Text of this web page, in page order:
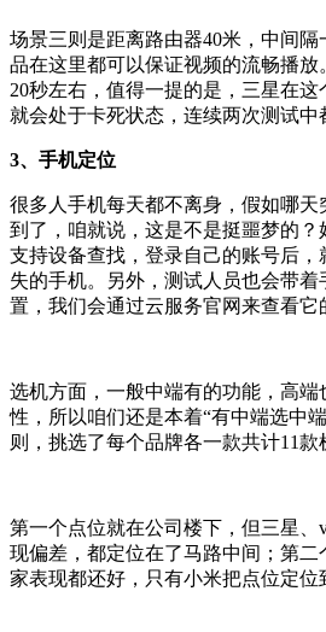
场景三则是距离路由器40米，中间
品在这里都可以保证视频的流畅播
20秒左右，值得一提的是，三星在这
就会处于卡死状态，连续两次测试中
3、手机定位
很多人手机每天都不离身，假如哪
到了，咱就说，这是不是挺噩梦的
支持设备查找，登录自己的账号后
失的手机。另外，测试人员也会带
置，我们会通过云服务官网来查看它
选机方面，一般中端有的功能，高端
性，所以咱们还是本着“有中端选中
则，挑选了每个品牌各一款共计11款
第一个点位就在公司楼下，但三星、
现偏差，都定位在了马路中间；第
家表现都还好，只有小米把点位定位